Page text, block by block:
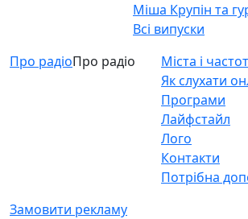
Міша Крупін та
Всі випуски
Про радіоПро радіо
Міста і
Як слухати
Програми
Лайфстайл
Лого
Контакти
Потрібна
Замовити рекламу